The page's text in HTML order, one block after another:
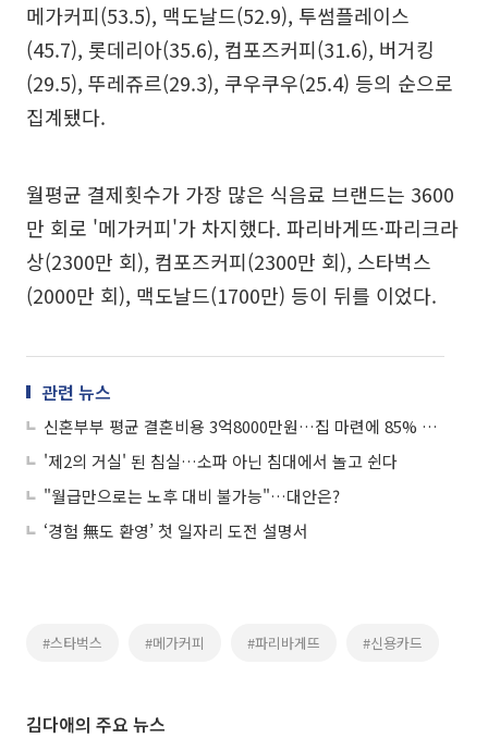
메가커피(53.5), 맥도날드(52.9), 투썸플레이스
(45.7), 롯데리아(35.6), 컴포즈커피(31.6), 버거킹
(29.5), 뚜레쥬르(29.3), 쿠우쿠우(25.4) 등의 순으로
집계됐다.
월평균 결제횟수가 가장 많은 식음료 브랜드는 3600
만 회로 '메가커피'가 차지했다. 파리바게뜨·파리크라
상(2300만 회), 컴포즈커피(2300만 회), 스타벅스
(2000만 회), 맥도날드(1700만) 등이 뒤를 이었다.
관련 뉴스
신혼부부 평균 결혼비용 3억8000만원…집 마련에 85% 쓴다
'제2의 거실' 된 침실…소파 아닌 침대에서 놀고 쉰다
"월급만으로는 노후 대비 불가능"…대안은?
‘경험 無도 환영’ 첫 일자리 도전 설명서
#스타벅스 #메가커피 #파리바게뜨 #신용카드
김다애의 주요 뉴스